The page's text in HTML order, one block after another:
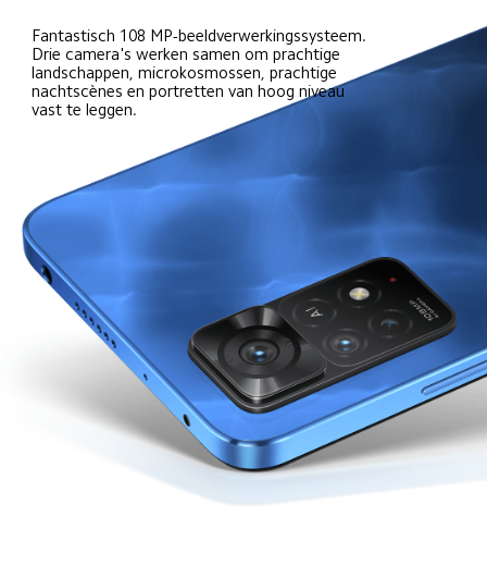
Fantastisch 108 MP-beeldverwerkingssysteem.
Drie camera's werken samen om prachtige
landschappen, microkosmossen, prachtige
nachtscènes en portretten van hoog niveau
vast te leggen.